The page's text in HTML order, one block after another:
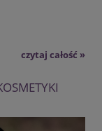
czytaj całość »